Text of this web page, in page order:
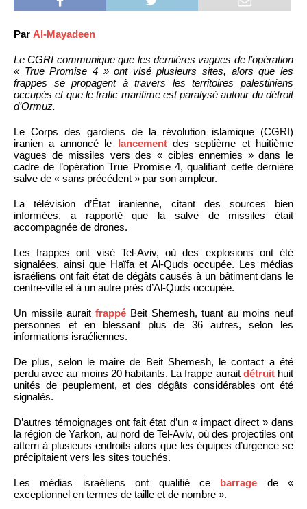
Par Al-Mayadeen
Le CGRI communique que les dernières vagues de l’opération
« True Promise 4 » ont visé plusieurs sites, alors que les
frappes se propagent à travers les territoires palestiniens
occupés et que le trafic maritime est paralysé autour du détroit
d’Ormuz.
Le Corps des gardiens de la révolution islamique (CGRI)
iranien a annoncé le lancementdes septième et huitième
vagues de missiles vers des « cibles ennemies » dans le
cadre de l’opération True Promise 4, qualifiant cette dernière
salve de « sans précédent » par son ampleur.
La télévision d’État iranienne, citant des sources bien
informées, a rapporté que la salve de missiles était
accompagnée de drones.
Les frappes ont visé Tel-Aviv, où des explosions ont été
signalées, ainsi que Haïfa et Al-Quds occupée. Les médias
israéliens ont fait état de dégâts causés à un bâtiment dans le
centre-ville et à un autre près d’Al-Quds occupée.
Un missile aurait frappé Beit Shemesh, tuant au moins neuf
personnes et en blessant plus de 36 autres, selon les
informations israéliennes.
De plus, selon le maire de Beit Shemesh, le contact a été
perdu avec au moins 20 habitants. La frappe aurait détruithuit
unités de peuplement, et des dégâts considérables ont été
signalés.
D’autres témoignages ont fait état d’un « impact direct » dans
la région de Yarkon, au nord de Tel-Aviv, où des projectiles ont
atterri à plusieurs endroits alors que les équipes d’urgence se
précipitaient vers les sites touchés.
Les médias israéliens ont qualifié ce barrage de «
exceptionnel en termes de taille et de nombre ».